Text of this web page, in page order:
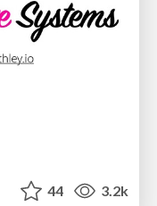
44 3.2k